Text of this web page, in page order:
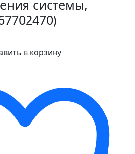
системы,
в корзину